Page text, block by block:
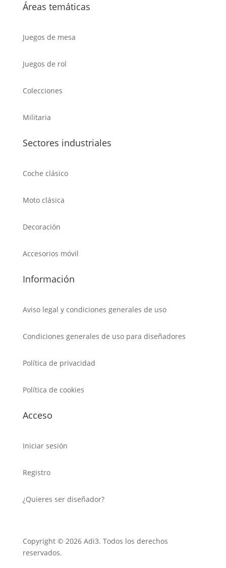
Áreas temáticas
Juegos de mesa
Juegos de rol
Colecciones
Militaria
Sectores industriales
Coche clásico
Moto clásica
Decoración
Accesorios móvil
Información
Aviso legal y condiciones generales de uso
Condiciones generales de uso para diseñadores
Política de privacidad
Política de cookies
Acceso
Iniciar sesión
Registro
¿Quieres ser diseñador?
Copyright © 2026 Adi3. Todos los derechos
reservados.